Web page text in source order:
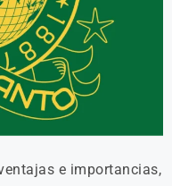
e importancias,